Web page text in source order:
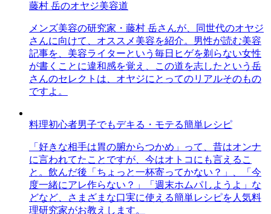
藤村 岳のオヤジ美容道
メンズ美容の研究家・藤村 岳さんが、同世代のオヤジ
さんに向けて、オススメ美容を紹介。男性が読む美容
記事を、美容ライターという毎日ヒゲを剃らない女性
が書くことに違和感を覚え、この道を志したという岳
さんのセレクトは、オヤジにとってのリアルそのもの
ですよ。
料理初心者男子でもデキる・モテる簡単レシピ
「好きな相手は胃の腑からつかめ」って、昔はオンナ
に言われてたことですが、今はオトコにも言えるこ
と。飲んだ後「ちょっと一杯寄ってかない？」、「今
度一緒にアレ作らない？」「週末ホムパしようよ」な
どなど、さまざまな口実に使える簡単レシピを人気料
理研究家がお教えします。